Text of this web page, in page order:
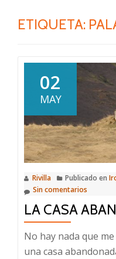
ETIQUETA:
02
MAY
Rivilla Publicado en
Sin comentarios
LA CASA
No hay nada que
una casa